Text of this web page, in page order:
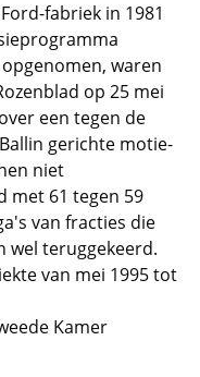
fabriek in 1981
waren
op 25 mei
een tegen de
gerichte motie-
niet
met 61 tegen 59
van fracties die
wel teruggekeerd.
van mei 1995 tot
Kamer